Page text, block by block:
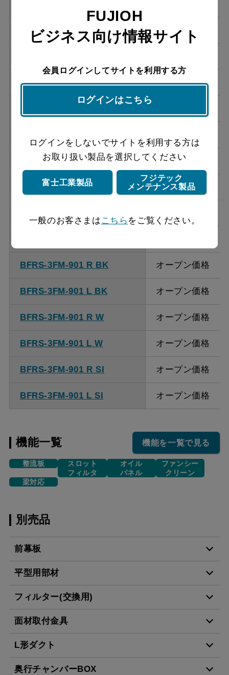
BFRS-3FM-601 L W オープン価格
BFRS-3FM-601 L SI オープン価格
BFRS-3FM-751 R W オープン価格
BFRS-3FM-751 L W オープン価格
BFRS-3FM-901 R BK オープン価格
BFRS-3FM-901 L BK オープン価格
BFRS-3FM-901 R W オープン価格
BFRS-3FM-901 L W オープン価格
BFRS-3FM-901 R SI オープン価格
BFRS-3FM-901 L SI オープン価格
機能一覧 機能を一覧で見る
整流板
スロット
フィルタ
オイル
パネル
ファンシー
クリーン
梁対応
別売品
前幕板
MP-754 BK ¥6,490（税抜価格 ￥
MP-754 W ¥6,490（税抜価格 ￥
MP-754 SI ¥8,250（税抜価格 ￥
スクロールできます
平型用部材
CH-BFE-5060 BK ¥23,870（税抜価格 ￥
CH-BFE-5060 W ¥23,870（税抜価格 ￥
CH-BFE-5060 SI ¥27,390（税抜価格 ￥
フィルター(交換用)
CSF16-4001 ¥4,950（税抜価格 ￥
面材取付金具
MP-MTKU-60 BK ¥7,150（税抜価格 ￥
L形ダクト
奥行チャンバーBOX
FUJIOH
ビジネス向け情報サイト
会員ログインしてサイトを利用する方
ログインはこちら
ログインをしないでサイトを利用する方は
お取り扱い製品を選択してください
富士工業製品
フジテック
メンテナンス製品
一般のお客さまは こちら をご覧ください。